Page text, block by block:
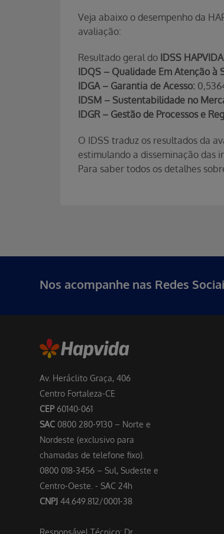
Veja abaixo o desempenho da
avaliação:
Resultado geral do IDSS
IDQS – Qualidade Em Atenção à
IDGA – Garantia de Acesso:
IDSM – Sustentabilidade no
IDGR – Gestão de Processos e
O IDSS traduz os resultados da
estimulando a disseminação das
Para saber todos os detalhes
Nos acompanhe nas Redes
Av. Heráclito Graça, 406
Centro Fortaleza-CE
CEP60140-061
SAC0800 280-9130 – Norte e
Nordeste (exclusivo para
chamadas de telefone fixo).
0800 018-3456 – Sul, Sudeste e
Centro-Oeste. - SAC 24h
CNPJ 44.649.812/0001-38
Responsável Técnico: Dr.